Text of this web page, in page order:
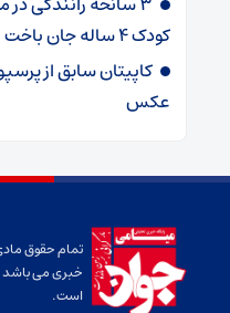
کودک ۴ ساله جان باخت
کاپیتان سابق از
عکس
تمام حقوق
خبری می باشد و
است.